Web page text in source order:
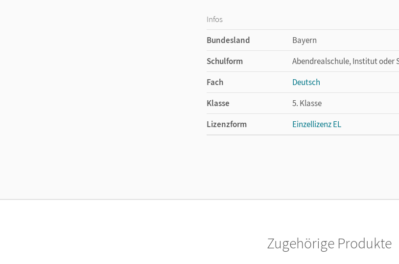
Infos
Bundesland
Bayern
Schulform
Abendrealschule, Institut oder
Fach
Deutsch
Klasse
5. Klasse
Lizenzform
Einzellizenz EL
Zugehörige Produkte